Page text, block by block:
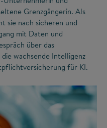
Grenzgängerin. Als
sie nach sicheren und
mit Daten und
über das
wachsende Intelligenz
für KI.